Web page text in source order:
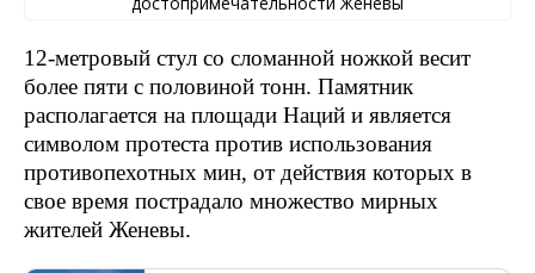
12-метровый стул со сломанной ножкой весит
более пяти с половиной тонн. Памятник
располагается на площади Наций и является
символом протеста против использования
противопехотных мин, от действия которых в
свое время пострадало множество мирных
жителей Женевы.